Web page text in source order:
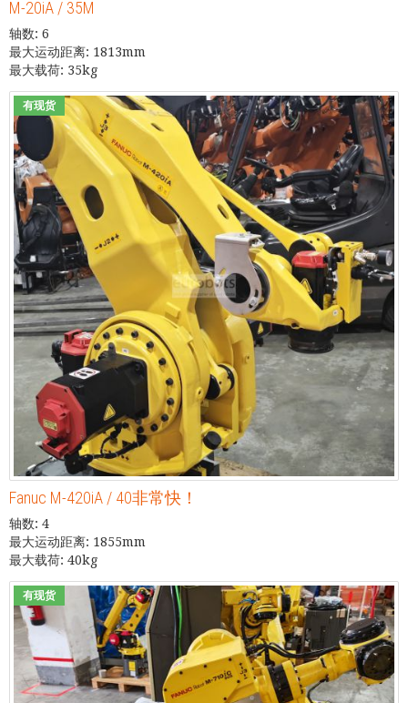
M-20iA / 35M
轴数: 6
最大运动距离: 1813mm
最大载荷: 35kg
有现货
Fanuc M-420iA / 40非常快！
轴数: 4
最大运动距离: 1855mm
最大载荷: 40kg
有现货